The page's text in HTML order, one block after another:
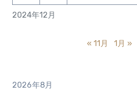
2024年12月
« 11月 1月 »
2026年8月